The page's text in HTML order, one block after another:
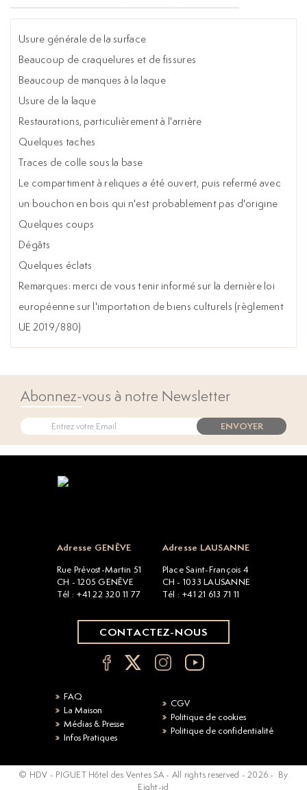
Usure générale de la surface
Beaucoup de craquelures et de fissures
Beaucoup de manques à la laque
Usure de la laque
Restaurations, particulièrement à l'arrière
Quelques taches
Traces de colle sous la base
Le compartiment à reliques a été ouvert, puis refermé avec
un bouchon en bois qui n'est probablement pas d'origine
Quelques coups
Dégâts
Quelques éclats
Remarques: merci de vous tenir informé sur la dernière loi
européenne sur l'importation de biens culturels (règlement
UE 2019/880)
Abonnez-vous à notre Newsletter
ENVOYER
Adresse GENÈVE
Rue Prévost-Martin 51
CH - 1205 GENÈVE
Tél : +41 22 320 11 77
Adresse LAUSANNE
Place Saint-François 4
CH - 1033 LAUSANNE
Tél : +41 21 613 71 11
CONTACTEZ-NOUS
FAQ
La Maison
Médias & Presse
Infos Pratiques
CGV
Politique de cookies
Politique de confidentialité
© HDV - PIGUET Hôtel des Ventes SA - All rights reserved - 2026 - By
Eight-id